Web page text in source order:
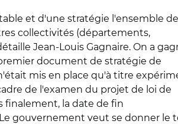
et d'une stratégie l'ensemble
collectivités (départements,
Jean-Louis Gagnaire. On a
document de stratégie de
mis en place qu'à titre
de l'examen du projet de loi de
finalement, la date de fin
gouvernement veut se donner le